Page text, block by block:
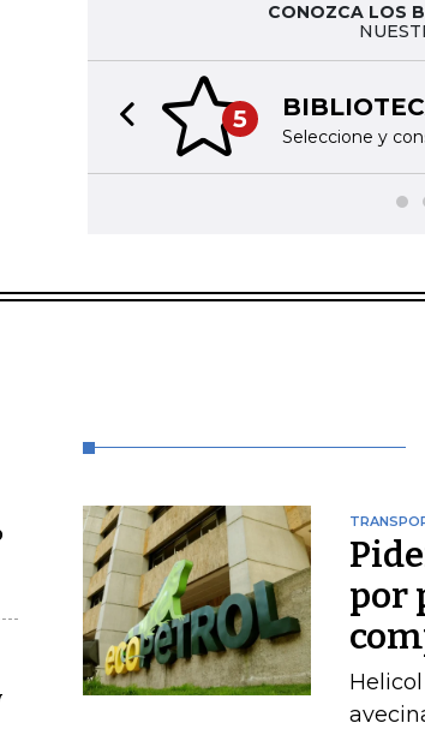
CONOZCA LOS
5
Seleccione y
Previous slide
por